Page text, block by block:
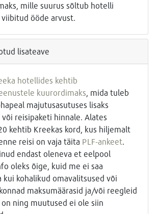
mille suurus sõltub hotelli
ööde arvust.
lisateave
hotellides kehtib
kuurordimaks, mida tuleb
majutusasutuses lisaks
reisipaketi hinnale. Alates
kehtib Kreekas kord, kus hiljemalt
reisi on vaja täita PLF-ankeet.
endast oleneva et eelpool
oleks õige, kuid me ei saa
kui kohalikud omavalitsused või
maksumäärasid ja/või reegleid
ning muutused ei ole siin